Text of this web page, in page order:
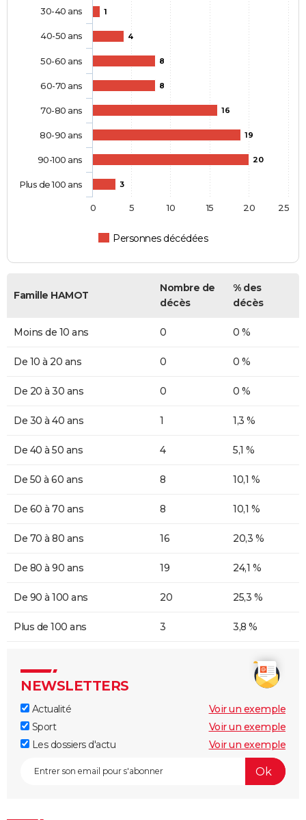
1
4
8
8
16
19
20
3
Personnes décédées
30-40 ans
40-50 ans
50-60 ans
60-70 ans
70-80 ans
80-90 ans
90-100 ans
Plus de 100 ans
0 5 10 15 20 25
Famille HAMOT
Nombre de
décès
% des
décès
Moins de 10 ans 0 0 %
De 10 à 20 ans 0 0 %
De 20 à 30 ans 0 0 %
De 30 à 40 ans 1 1,3 %
De 40 à 50 ans 4 5,1 %
De 50 à 60 ans 8 10,1 %
De 60 à 70 ans 8 10,1 %
De 70 à 80 ans 16 20,3 %
De 80 à 90 ans 19 24,1 %
De 90 à 100 ans 20 25,3 %
Plus de 100 ans 3 3,8 %
NEWSLETTERS
Actualité
Voir un exemple
Sport
Voir un exemple
Les dossiers d'actu
Voir un exemple